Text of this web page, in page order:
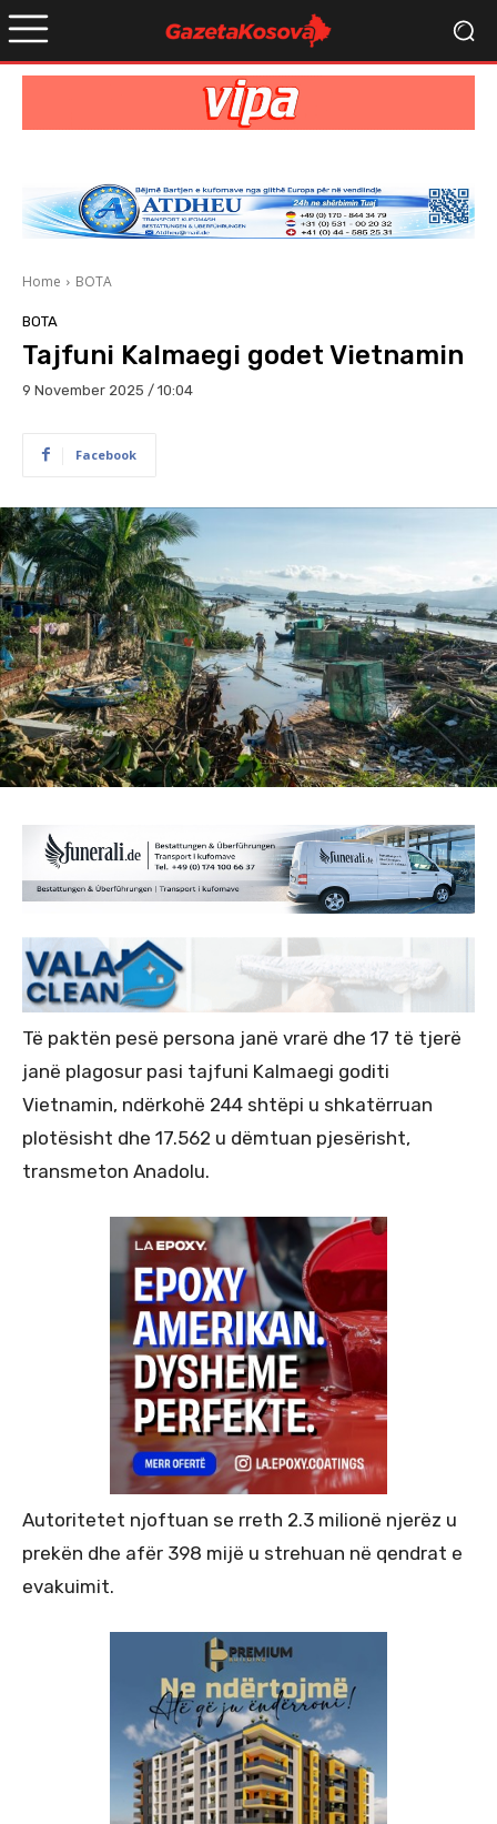
Home BOTA
BOTA
Tajfuni Kalmaegi godet Vietnamin
9 November 2025 / 10:04
Facebook
Të paktën pesë persona janë vrarë dhe 17 të tjerë
janë plagosur pasi tajfuni Kalmaegi goditi
Vietnamin, ndërkohë 244 shtëpi u shkatërruan
plotësisht dhe 17.562 u dëmtuan pjesërisht,
transmeton Anadolu.
Autoritetet njoftuan se rreth 2.3 milionë njerëz u
prekën dhe afër 398 mijë u strehuan në qendrat e
evakuimit.